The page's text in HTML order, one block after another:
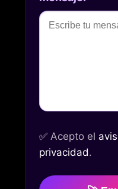
✅ Acepto el
privacidad.